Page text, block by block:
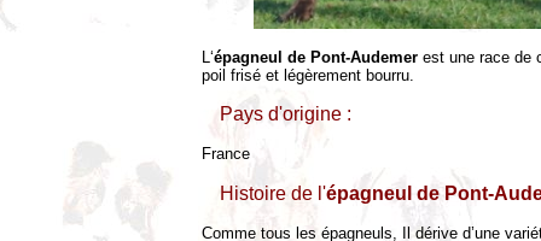
L‘épagneul de Pont-Audemer est une race de
poil frisé et légèrement bourru.
Pays d'origine :
France
Histoire de l'épagneul de Pont-
Comme tous les épagneuls, Il dérive d’une